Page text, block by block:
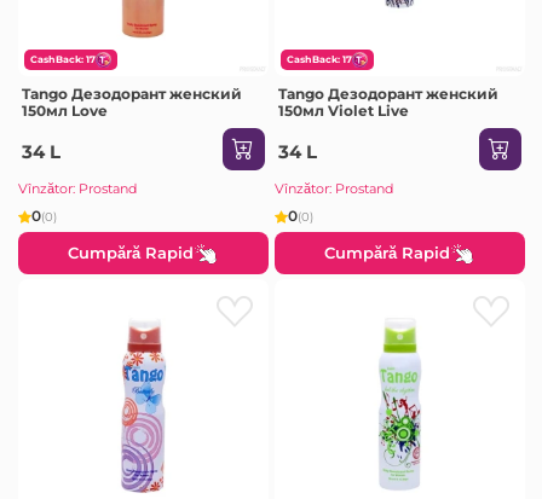
CashBack: 17
Tango Дезодорант женский
150мл Love
34 L
Vînzător: Prostand
0(0)
Cumpără Rapid
CashBack: 17
Tango Дезодорант женский
150мл Violet Live
34 L
Vînzător: Prostand
0(0)
Cumpără Rapid